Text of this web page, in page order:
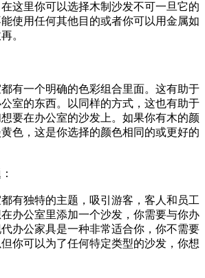
这里你可以选择木制沙发不可一旦它的
使用任何其他目的或者你可以用金属如
。
一个明确的色彩组合里面。这有助于
室的东西。以同样的方式，这也有助于
要在办公室的沙发上。如果你有木的颜
色，这是你选择的颜色相同的或更好的
独特的主题，吸引游客，客人和员工
办公室里添加一个沙发，你需要与你办
办公家具是一种非常适合你，你不需要
你可以为了任何特定类型的沙发，你想